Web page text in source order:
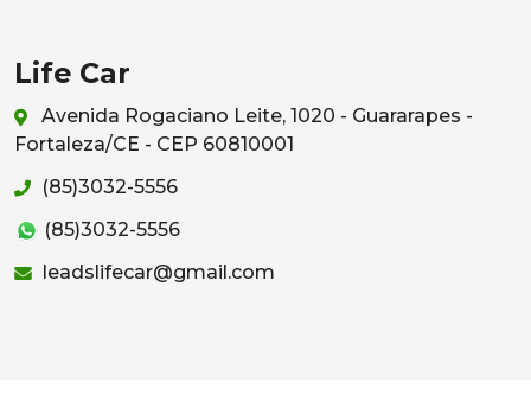
Life Car
Avenida Rogaciano Leite, 1020 - Guararapes -
Fortaleza/CE - CEP 60810001
(85)3032-5556
(85)3032-5556
leadslifecar@gmail.com